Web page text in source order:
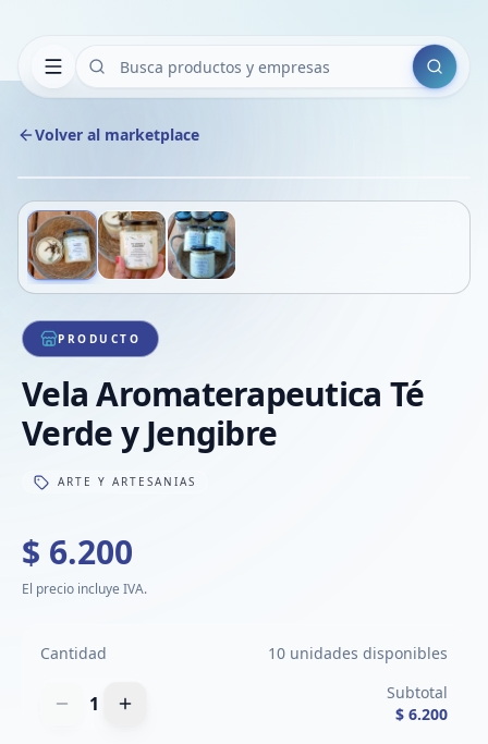
Buscar
Volver al marketplace
1/3
PRODUCTO
Vela Aromaterapeutica Té
Verde y Jengibre
ARTE Y ARTESANIAS
$ 6.200
El precio incluye IVA.
Cantidad 10 unidades disponibles
1
Subtotal
$ 6.200